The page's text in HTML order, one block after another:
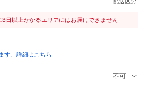
配送区分:
日以上かかるエリアにはお届けできません
す。詳細はこちら
不可